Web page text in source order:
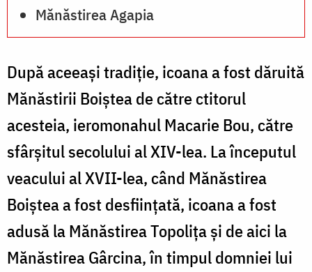
Mănăstirea Agapia
După aceeaşi tradiţie, icoana a fost dăruită
Mănăstirii Boiştea de către ctitorul
acesteia, ieromonahul Macarie Bou, către
sfârşitul secolului al XIV-lea. La începutul
veacului al XVII-lea, când Mănăstirea
Boiştea a fost desfiinţată, icoana a fost
adusă la Mănăstirea Topoliţa şi de aici la
Mănăstirea Gârcina, în timpul domniei lui